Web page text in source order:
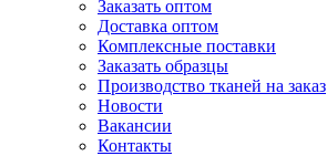
Заказать оптом
Доставка оптом
Комплексные поставки
Заказать образцы
Производство тканей на заказ
Новости
Вакансии
Контакты